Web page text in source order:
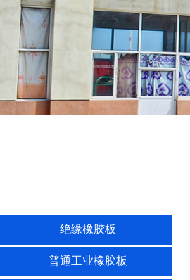
绝缘橡胶板
普通工业橡胶板